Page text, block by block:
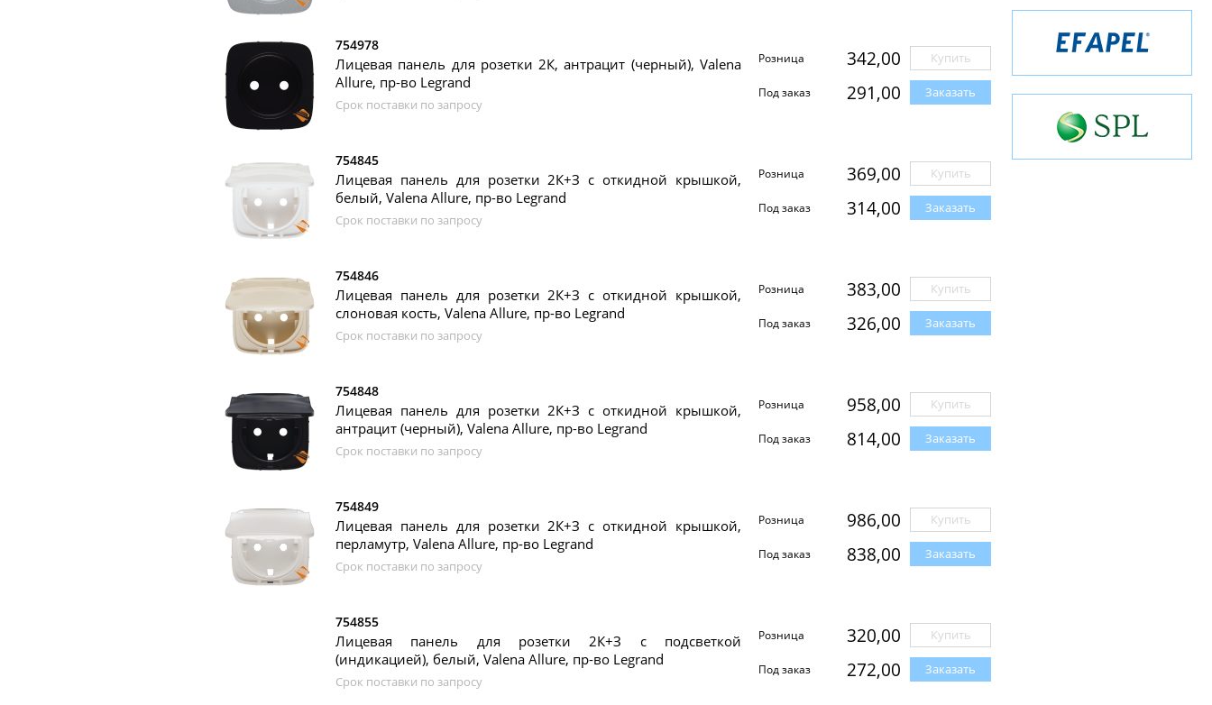
754978
Лицевая панель для розетки 2К, антрацит (черный), Valena
Allure, пр-во Legrand
Срок поставки по запросу
Розница 342,00 Купить
Под заказ 291,00 Заказать
754845
Лицевая панель для розетки 2К+З с откидной крышкой,
белый, Valena Allure, пр-во Legrand
Срок поставки по запросу
Розница 369,00 Купить
Под заказ 314,00 Заказать
754846
Лицевая панель для розетки 2К+З с откидной крышкой,
слоновая кость, Valena Allure, пр-во Legrand
Срок поставки по запросу
Розница 383,00 Купить
Под заказ 326,00 Заказать
754848
Лицевая панель для розетки 2К+З с откидной крышкой,
антрацит (черный), Valena Allure, пр-во Legrand
Срок поставки по запросу
Розница 958,00 Купить
Под заказ 814,00 Заказать
754849
Лицевая панель для розетки 2К+З с откидной крышкой,
перламутр, Valena Allure, пр-во Legrand
Срок поставки по запросу
Розница 986,00 Купить
Под заказ 838,00 Заказать
754855
Лицевая панель для розетки 2К+З с подсветкой
(индикацией), белый, Valena Allure, пр-во Legrand
Срок поставки по запросу
Розница 320,00 Купить
Под заказ 272,00 Заказать